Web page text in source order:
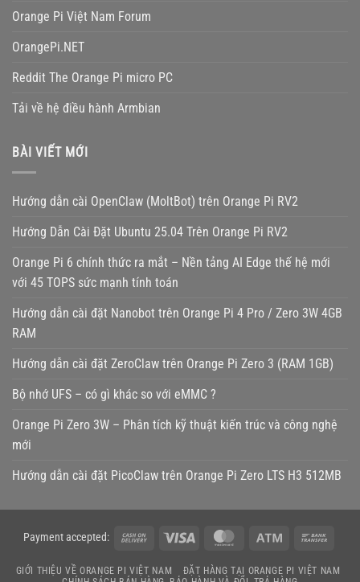
Orange Pi Việt Nam Forum
OrangePi.NET
Reddit The Orange Pi micro PC
Tải về hệ điều hành Armbian
BÀI VIẾT MỚI
Hướng dẫn cài OpenClaw (MoltBot) trên Orange Pi RV2
Hướng Dẫn Cài Đặt Ubuntu 25.04 Trên Orange Pi RV2
Orange Pi 6 chính thức ra mắt – Nền tảng AI Edge thế hệ mới
với 45 TOPS sức mạnh tính toán
Hướng dẫn cài đặt Nanobot trên Orange Pi 4 Pro / Zero 3W 4GB
RAM
Hướng dẫn cài đặt ZeroClaw trên Orange Pi Zero 3 (RAM 1GB)
Bộ nhớ UFS – có gì khác so với eMMC ?
Orange Pi Zero 3W – Phân tích kỹ thuật kiến trúc và công nghệ
mới
Hướng dẫn cài đặt PicoClaw trên Orange Pi Zero LTS H3 512MB
Payment accepted:
Cash
Delivery
MasterCard Atm
GIỚI THIỆU VỀ ORANGE PI VIỆT NAM
ĐẶT HÀNG TẠI ORANGE PI VIỆT NAM